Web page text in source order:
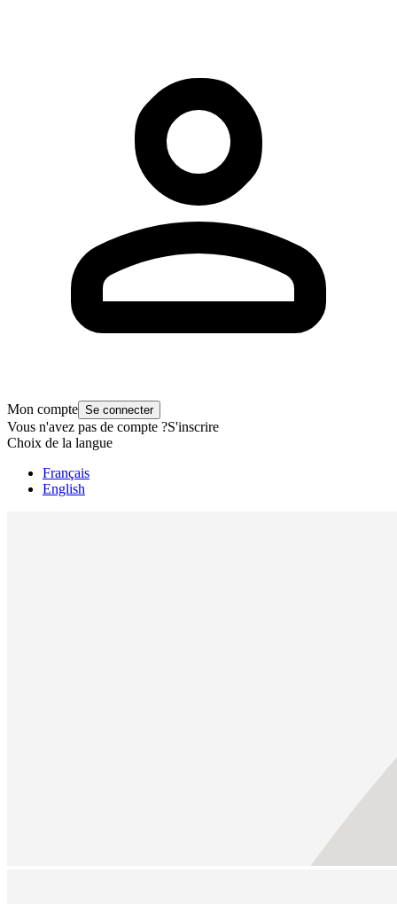
Mon compte Se connecter
Vous n'avez pas de compte ?S'inscrire
Choix de la langue
Français
English